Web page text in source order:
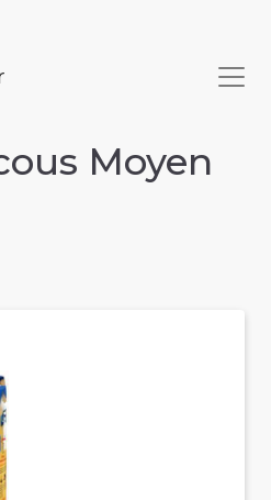
Moyen